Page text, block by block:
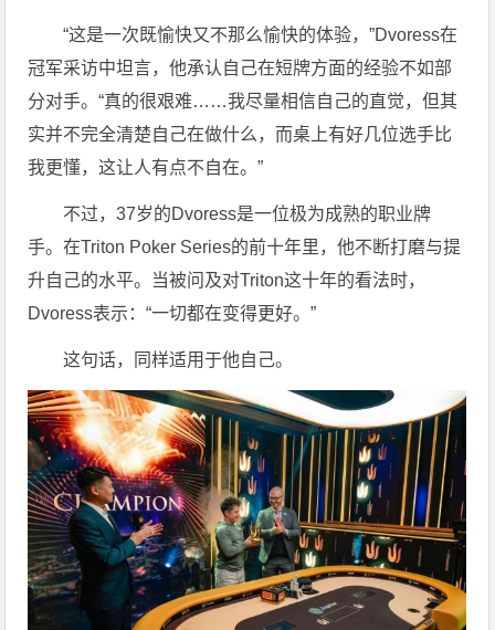
“这是一次既愉快又不那么愉快的体验，”Dvoress在
冠军采访中坦言，他承认自己在短牌方面的经验不如部
分对手。“真的很艰难……我尽量相信自己的直觉，但其
实并不完全清楚自己在做什么，而桌上有好几位选手比
我更懂，这让人有点不自在。”
不过，37岁的Dvoress是一位极为成熟的职业牌
手。在Triton Poker Series的前十年里，他不断打磨与提
升自己的水平。当被问及对Triton这十年的看法时，
Dvoress表示：“一切都在变得更好。”
这句话，同样适用于他自己。